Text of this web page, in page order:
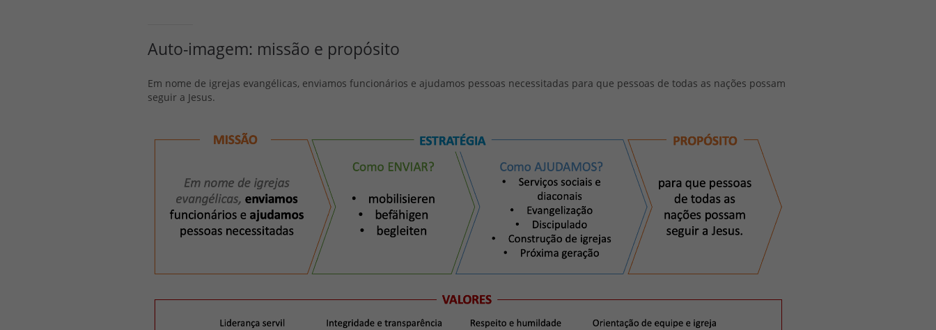
Auto-imagem: missão e propósito
Em nome de igrejas evangélicas, enviamos funcionários e ajudamos pessoas necessitadas para que pessoas de todas as nações possam
seguir a Jesus.